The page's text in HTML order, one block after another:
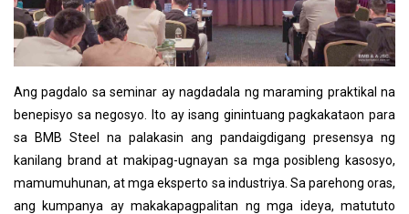
Ang pagdalo sa seminar ay nagdadala ng maraming praktikal na
benepisyo sa negosyo. Ito ay isang ginintuang pagkakataon para
sa BMB Steel na palakasin ang pandaigdigang presensya ng
kanilang brand at makipag-ugnayan sa mga posibleng kasosyo,
mamumuhunan, at mga eksperto sa industriya. Sa parehong oras,
ang kumpanya ay makakapagpalitan ng mga ideya, matututo